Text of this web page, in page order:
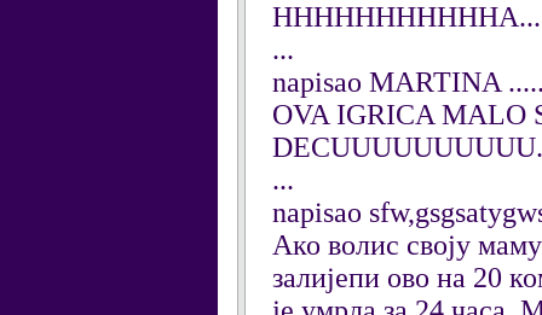
...
napisao MARTINA
OVA IGRICA MALO
...
napisao
Ако волис своју маму
залијепи ово на 20